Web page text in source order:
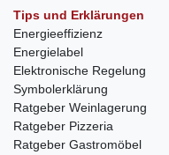
Tips und Erklärungen
Energieeffizienz
Energielabel
Elektronische Regelung
Symbolerklärung
Ratgeber Weinlagerung
Ratgeber Pizzeria
Ratgeber Gastromöbel